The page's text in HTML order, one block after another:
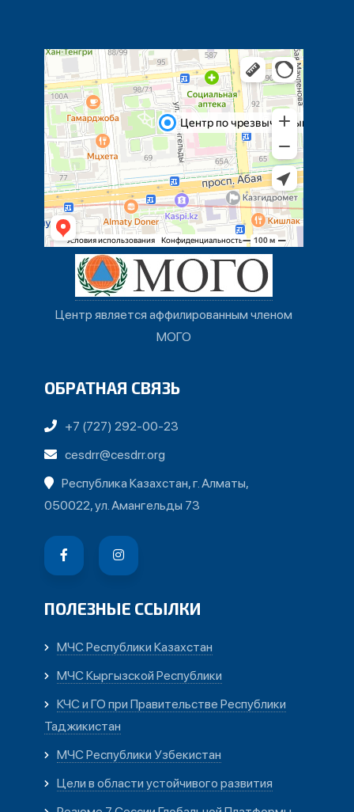
Центр является аффилированным членом
МОГО
ОБРАТНАЯ СВЯЗЬ
+7 (727) 292-00-23
cesdrr@cesdrr.org
Республика Казахстан, г. Алматы,
050022, ул. Амангельды 73
ПОЛЕЗНЫЕ ССЫЛКИ
МЧС Республики Казахстан
МЧС Кыргызской Республики
КЧС и ГО при Правительстве Республики
Таджикистан
МЧС Республики Узбекистан
Цели в области устойчивого развития